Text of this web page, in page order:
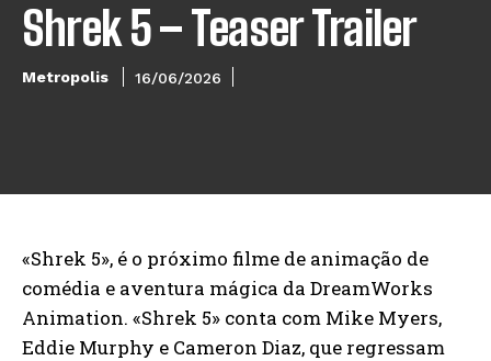
Shrek 5 – Teaser Trailer
Metropolis 16/06/2026
«Shrek 5», é o próximo filme de animação de
comédia e aventura mágica da DreamWorks
Animation. «Shrek 5» conta com Mike Myers,
Eddie Murphy e Cameron Diaz, que regressam